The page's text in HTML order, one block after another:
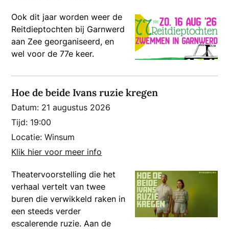
Ook dit jaar worden weer de
Reitdieptochten bij Garnwerd
aan Zee georganiseerd, en
wel voor de 77e keer.
Hoe de beide Ivans ruzie kregen
Datum: 21 augustus 2026
Tijd: 19:00
Locatie:Winsum
Klik hier voor meer info
Theatervoorstelling die het
verhaal vertelt van twee
buren die verwikkeld raken in
een steeds verder
escalerende ruzie. Aan de